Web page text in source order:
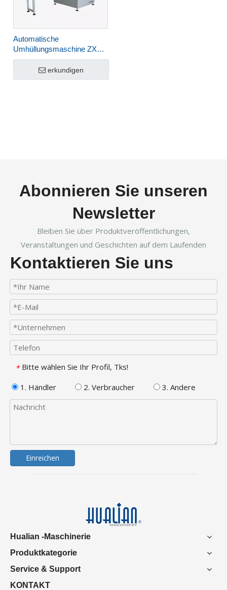
Automatische
Umhüllungsmaschine ZXJ-
4537-SH
erkundigen
Abonnieren Sie unseren
Newsletter
Bleiben Sie über Produktveröffentlichungen,
Veranstaltungen und Geschichten auf dem Laufenden
Kontaktieren Sie uns
* Bitte wählen Sie Ihr Profil, Tks!
1. Händler
2. Verbraucher 3. Andere
Einreichen
Hualian -Maschinerie
Produktkategorie
Service & Support
KONTAKT